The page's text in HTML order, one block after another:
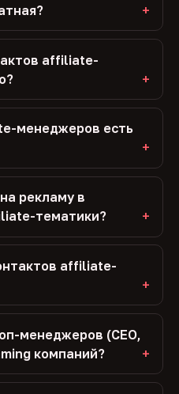
affiliate-
менеджеров есть
рекламу в
тематики?
affiliate-
менеджеров (CEO,
компаний?